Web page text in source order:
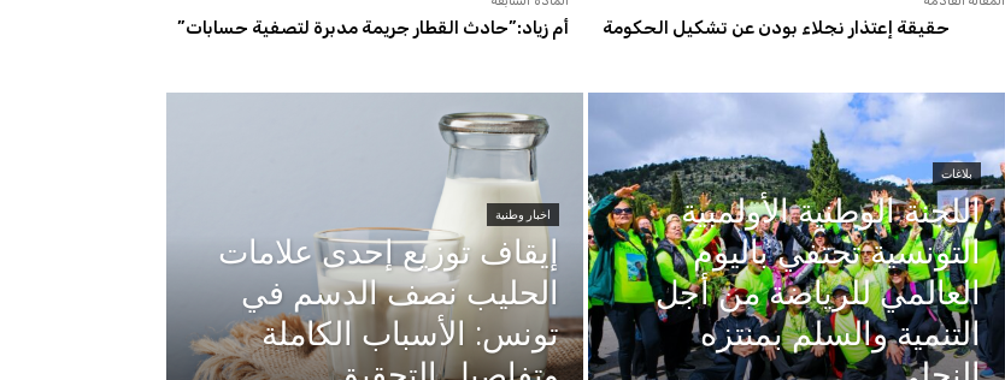
أم زياد:”حادث القطار جريمة مدبرة لتصفية حسابات” حقيقة إعتذار نجلاء بودن عن تشكيل الحكومة
اخبار وطنية
إيقاف توزيع إحدى علامات
الحليب نصف الدسم في
تونس: الأسباب الكاملة
بلاغات
اللجنة الوطنية الأولمبية
التونسية تحتفي باليوم
العالمي للرياضة من أجل
التنمية والسلم بمنتزه